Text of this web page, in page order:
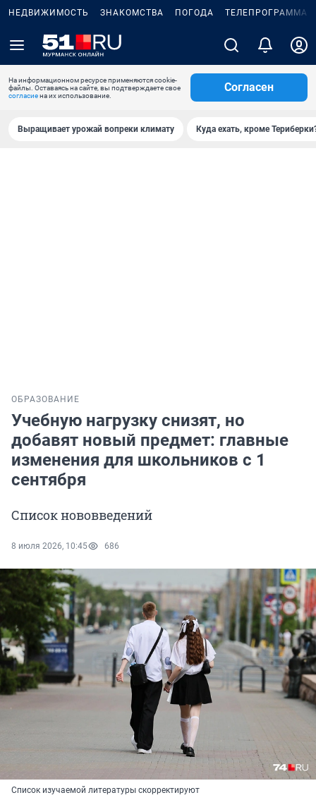
НЕДВИЖИМОСТЬ ЗНАКОМСТВА ПОГОДА ТЕЛЕПРОГРАММА
На информационном ресурсе применяются cookie-
файлы. Оставаясь на сайте, вы подтверждаете свое
согласиена их использование.
Согласен
Выращивает урожай вопреки климату Куда ехать, кроме
ОБРАЗОВАНИЕ
Учебную нагрузку снизят, но
добавят новый предмет: главные
изменения для школьников с 1
сентября
Список нововведений
8 июля 2026, 10:45 686
Список изучаемой литературы скорректируют